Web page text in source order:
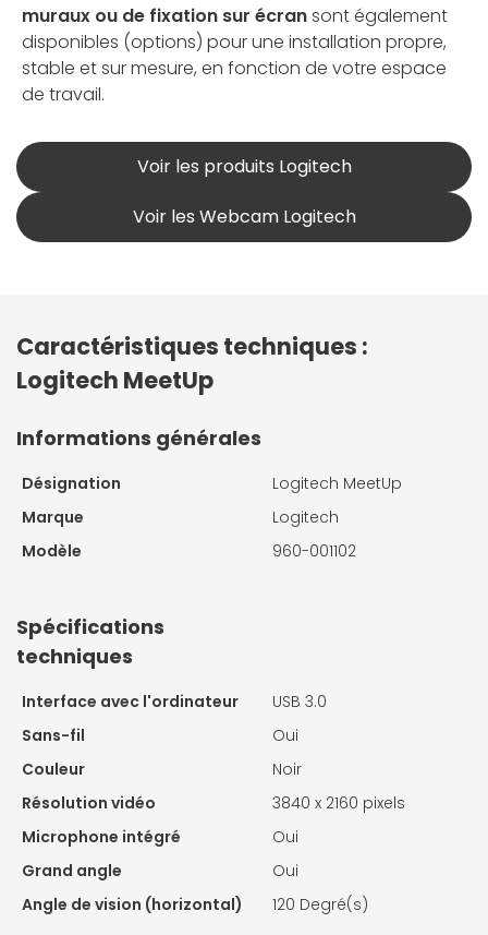
muraux ou de fixation sur écransont également
disponibles (options) pour une installation propre,
stable et sur mesure, en fonction de votre espace
de travail.
Voir les produits Logitech
Voir les Webcam Logitech
Caractéristiques techniques :
Logitech MeetUp
Informations générales
Désignation
Logitech MeetUp
Marque
Logitech
Modèle
960-001102
Spécifications
techniques
Interface avec l'ordinateur
USB 3.0
Sans-fil
Oui
Couleur
Noir
Résolution vidéo
3840 x 2160 pixels
Microphone intégré
Oui
Grand angle
Oui
Angle de vision (horizontal)
120 Degré(s)